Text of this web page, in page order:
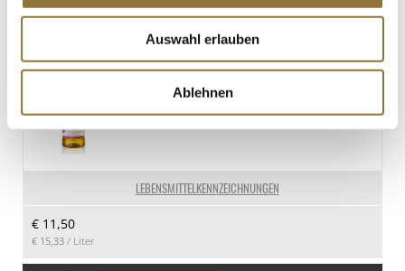
Auswahl erlauben
Ablehnen
St.
LEBENSMITTELKENNZEICHNUNGEN
Albaöl© - Rapsöl-Zubereitung, mit
Buttergeschmack, Schweden, 750 ml
€ 11,50
€ 15,33 / Liter